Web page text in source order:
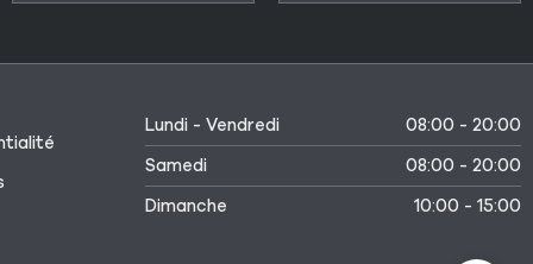
Lundi - Vendredi
08:00 - 20:00
Samedi
08:00 - 20:00
Dimanche
10:00 - 15:00